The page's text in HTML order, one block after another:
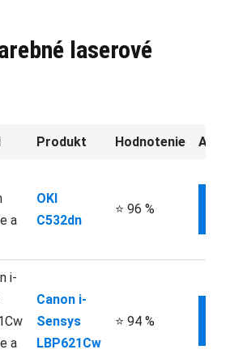
laserové
Produkt Hodnotenie
OKI
C532dn
⭐ 96 %
Canon i-
Sensys
LBP621Cw
⭐ 94 %